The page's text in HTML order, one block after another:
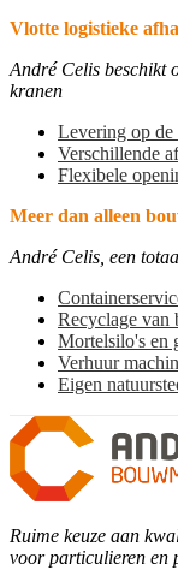
Vlotte logistieke
André Celis beschikt
kranen
Levering op
Verschillende
Flexibele
Meer dan alleen
André Celis, een
Recyclage van
Mortelsilo's en
Verhuur
Eigen
Ruime keuze aan
voor particulieren en